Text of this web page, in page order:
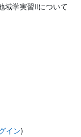
学実習Ⅱについて
イン)